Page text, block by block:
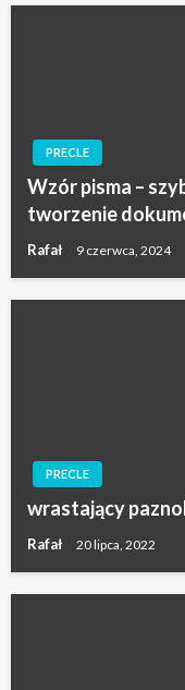
PRECLE
Wzór pisma –
tworzenie
Rafał 9 czerwca, 2024
PRECLE
wrastający
Rafał 20 lipca, 2022